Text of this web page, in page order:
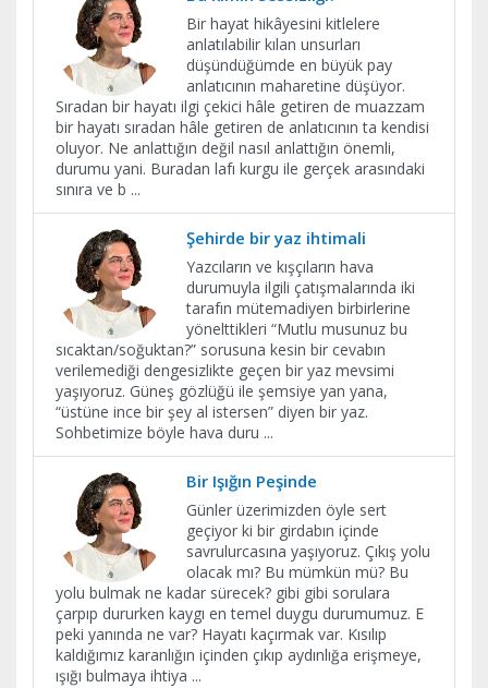
Bir hayat hikâyesini kitlelere
anlatılabilir kılan unsurları
düşündüğümde en büyük pay
anlatıcının maharetine düşüyor.
Sıradan bir hayatı ilgi çekici hâle getiren de muazzam
bir hayatı sıradan hâle getiren de anlatıcının ta kendisi
oluyor. Ne anlattığın değil nasıl anlattığın önemli,
durumu yani. Buradan lafı kurgu ile gerçek arasındaki
sınıra ve b ...
Şehirde bir yaz ihtimali
Yazcıların ve kışçıların hava
durumuyla ilgili çatışmalarında iki
tarafın mütemadiyen birbirlerine
yönelttikleri “Mutlu musunuz bu
sıcaktan/soğuktan?” sorusuna kesin bir cevabın
verilemediği dengesizlikte geçen bir yaz mevsimi
yaşıyoruz. Güneş gözlüğü ile şemsiye yan yana,
“üstüne ince bir şey al istersen” diyen bir yaz.
Sohbetimize böyle hava duru ...
Bir Işığın Peşinde
Günler üzerimizden öyle sert
geçiyor ki bir girdabın içinde
savrulurcasına yaşıyoruz. Çıkış yolu
olacak mı? Bu mümkün mü? Bu
yolu bulmak ne kadar sürecek? gibi gibi sorulara
çarpıp dururken kaygı en temel duygu durumumuz. E
peki yanında ne var? Hayatı kaçırmak var. Kısılıp
kaldığımız karanlığın içinden çıkıp aydınlığa erişmeye,
ışığı bulmaya ihtiya ...